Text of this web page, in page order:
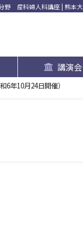
野 産科婦人科講座 | 熊本
講演
6年10月24日開催）